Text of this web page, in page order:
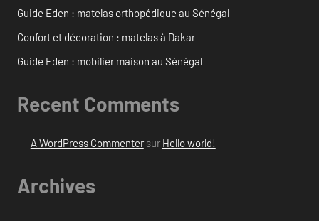
Guide Eden : matelas orthopédique au Sénégal
Confort et décoration : matelas à Dakar
Guide Eden : mobilier maison au Sénégal
Recent Comments
A WordPress Commentersur Hello world!
Archives